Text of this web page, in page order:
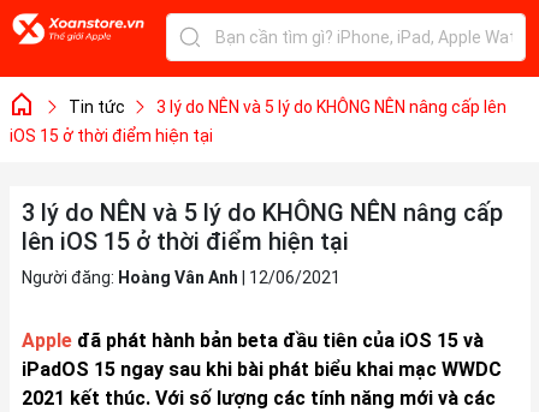
Tin tức
3 lý do NÊN và 5 lý do KHÔNG NÊN nâng cấp lên
iOS 15 ở thời điểm hiện tại
3 lý do NÊN và 5 lý do KHÔNG NÊN nâng cấp
lên iOS 15 ở thời điểm hiện tại
Người đăng: Hoàng Vân Anh 12/06/2021
Apple đã phát hành bản beta đầu tiên của iOS 15 và
iPadOS 15 ngay sau khi bài phát biểu khai mạc WWDC
2021 kết thúc. Với số lượng các tính năng mới và các